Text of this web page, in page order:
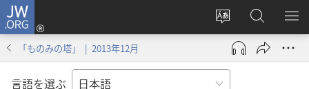
JW.ORG
サ
イ
ト
の
ロ
グ
ン
JW.ORG
の
検
メ
を
「ものみの塔」 | 2013年12月
言語を選ぶ